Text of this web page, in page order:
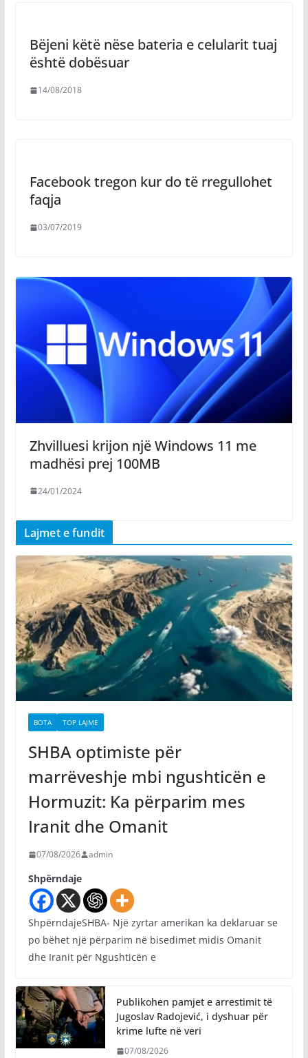
Bëjeni këtë nëse bateria e celularit tuaj
është dobësuar
14/08/2018
Facebook tregon kur do të rregullohet
faqja
03/07/2019
Zhvilluesi krijon një Windows 11 me
madhësi prej 100MB
24/01/2024
Lajmet e fundit
BOTA TOP LAJME
SHBA optimiste për
marrëveshje mbi ngushticën e
Hormuzit: Ka përparim mes
Iranit dhe Omanit
07/08/2026 admin
Shpërndaje
ShpërndajeSHBA- Një zyrtar amerikan ka deklaruar se
po bëhet një përparim në bisedimet midis Omanit
dhe Iranit për Ngushticën e
Publikohen pamjet e arrestimit të
Jugoslav Radojević, i dyshuar për
krime lufte në veri
07/08/2026